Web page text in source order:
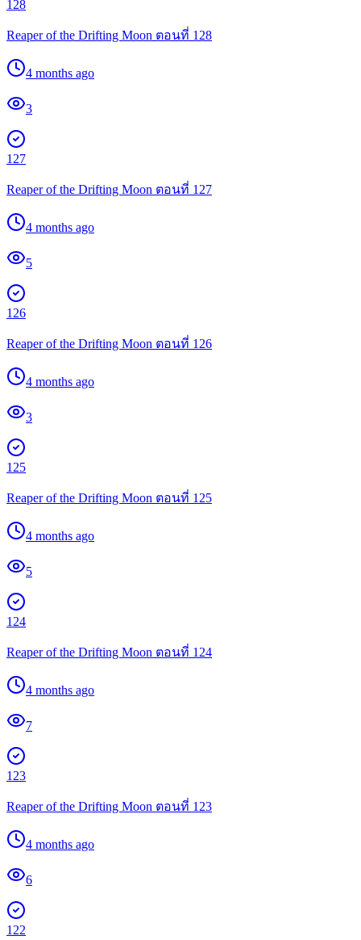
128
Reaper of the Drifting Moon ตอนที่ 128
4 months ago
3
127
Reaper of the Drifting Moon ตอนที่ 127
4 months ago
5
126
Reaper of the Drifting Moon ตอนที่ 126
4 months ago
3
125
Reaper of the Drifting Moon ตอนที่ 125
4 months ago
5
124
Reaper of the Drifting Moon ตอนที่ 124
4 months ago
7
123
Reaper of the Drifting Moon ตอนที่ 123
4 months ago
6
122